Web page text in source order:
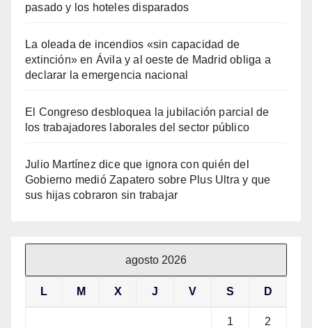
pasado y los hoteles disparados
La oleada de incendios «sin capacidad de
extinción» en Ávila y al oeste de Madrid obliga a
declarar la emergencia nacional
El Congreso desbloquea la jubilación parcial de
los trabajadores laborales del sector público
Julio Martínez dice que ignora con quién del
Gobierno medió Zapatero sobre Plus Ultra y que
sus hijas cobraron sin trabajar
agosto 2026
L M X J V S D
1 2